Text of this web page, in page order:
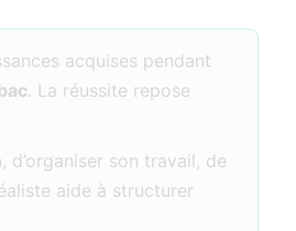
acquises pendant
. La réussite repose
, d’organiser son travail, de
aide à structurer